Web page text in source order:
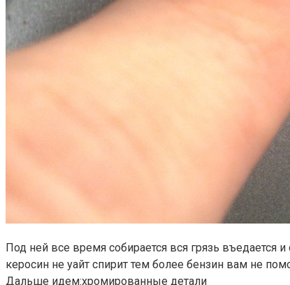
Под ней все время собирается вся грязь въедается
керосин не уайт спирит тем более бензин вам не
Дальше идем:хромированные детали